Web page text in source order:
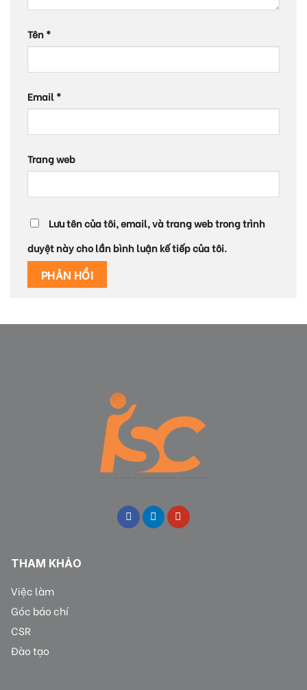
Tên*
Email*
Trang web
Lưu tên của tôi, email, và trang web trong trình
duyệt này cho lần bình luận kế tiếp của tôi.
THAM KHẢO
Việc làm
Góc báo chí
CSR
Đào tạo